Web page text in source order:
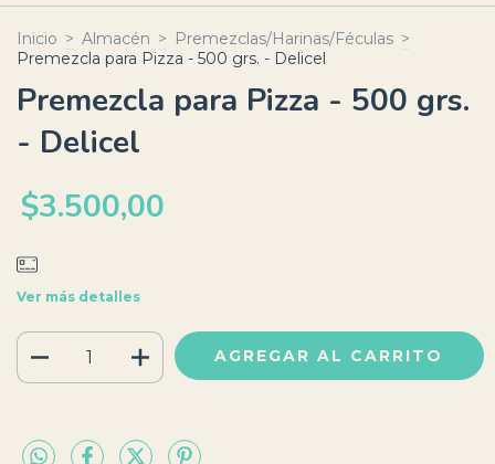
Inicio > Almacén > Premezclas/Harinas/Féculas >
Premezcla para Pizza - 500 grs. - Delicel
Premezcla para Pizza - 500 grs.
- Delicel
$3.500,00
Ver más detalles